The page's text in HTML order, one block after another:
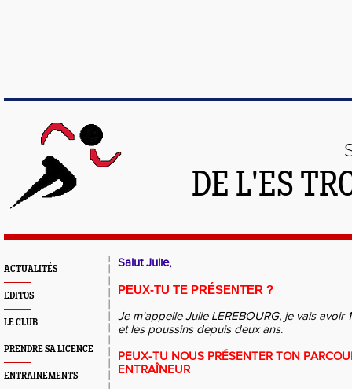
DE L'ES
ACTUALITÉS
EDITOS
LE CLUB
PRENDRE SA LICENCE
ENTRAINEMENTS
Salut Julie,
PEUX-TU TE PRÉSENTER ?
Je m'appelle Julie LEREBOURG, je vais avoir
et les poussins depuis deux ans.
PEUX-TU NOUS PRÉSENTER TON
ENTRAÎNEUR